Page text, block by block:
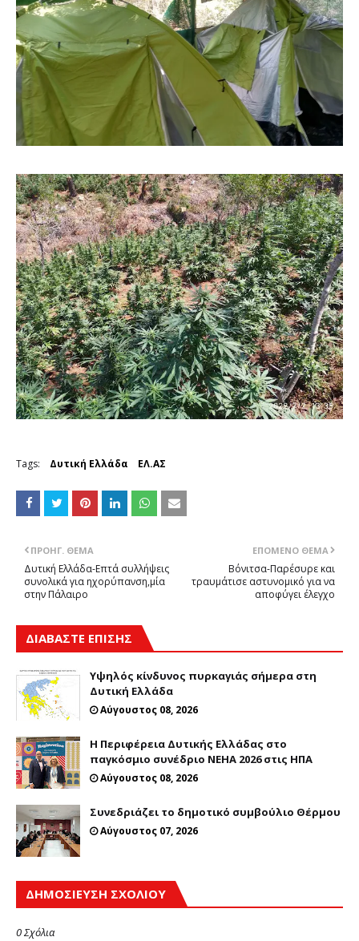
Tags: Δυτική Ελλάδα ΕΛ.ΑΣ
ΕΠΌΜΕΝΟ ΘΈΜΑ
Βόνιτσα-Παρέσυρε και
τραυμάτισε αστυνομικό για να
αποφύγει έλεγχο
ΠΡΟΗΓ. ΘΈΜΑ
Δυτική Ελλάδα-Επτά συλλήψεις
συνολικά για ηχορύπανση,μία
στην Πάλαιρο
ΔΙΑΒΑΣΤΕ ΕΠΙΣΗΣ
Υψηλός κίνδυνος πυρκαγιάς σήμερα στη
Δυτική Ελλάδα
Αύγουστος 08, 2026
Η Περιφέρεια Δυτικής Ελλάδας στο
παγκόσμιο συνέδριο NEHA 2026 στις ΗΠΑ
Αύγουστος 08, 2026
Συνεδριάζει το δημοτικό συμβούλιο Θέρμου
Αύγουστος 07, 2026
ΔΗΜΟΣΊΕΥΣΗ ΣΧΟΛΊΟΥ
0 Σχόλια